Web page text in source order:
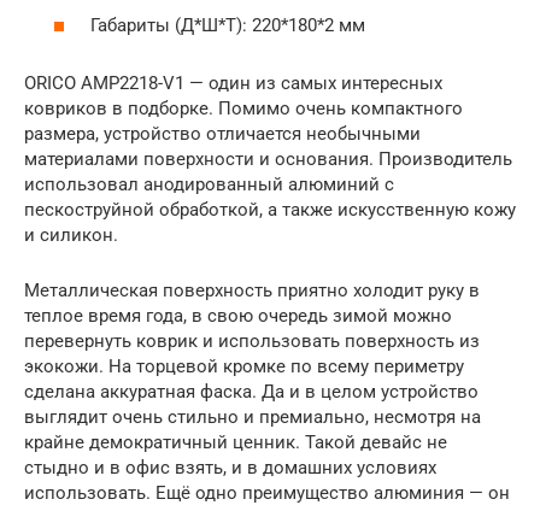
Габариты (Д*Ш*Т): 220*180*2 мм
ORICO AMP2218-V1 — один из самых интересных
ковриков в подборке. Помимо очень компактного
размера, устройство отличается необычными
материалами поверхности и основания. Производитель
использовал анодированный алюминий с
пескоструйной обработкой, а также искусственную кожу
и силикон.
Металлическая поверхность приятно холодит руку в
теплое время года, в свою очередь зимой можно
перевернуть коврик и использовать поверхность из
экокожи. На торцевой кромке по всему периметру
сделана аккуратная фаска. Да и в целом устройство
выглядит очень стильно и премиально, несмотря на
крайне демократичный ценник. Такой девайс не
стыдно и в офис взять, и в домашних условиях
использовать. Ещё одно преимущество алюминия — он